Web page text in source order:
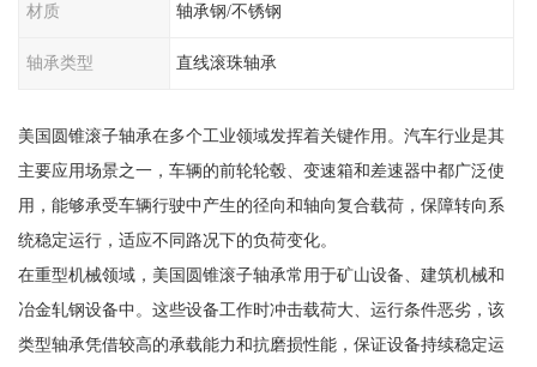
材质 轴承钢/不锈钢
轴承类型 直线滚珠轴承
美国圆锥滚子轴承在多个工业领域发挥着关键作用。汽车行业是其
主要应用场景之一，车辆的前轮轮毂、变速箱和差速器中都广泛使
用，能够承受车辆行驶中产生的径向和轴向复合载荷，保障转向系
统稳定运行，适应不同路况下的负荷变化。
在重型机械领域，美国圆锥滚子轴承常用于矿山设备、建筑机械和
冶金轧钢设备中。这些设备工作时冲击载荷大、运行条件恶劣，该
类型轴承凭借较高的承载能力和抗磨损性能，保证设备持续稳定运